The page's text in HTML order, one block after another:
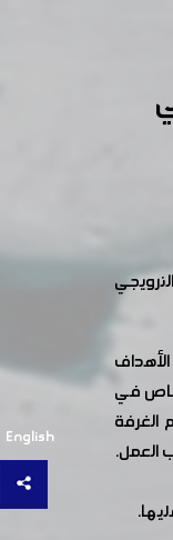
English
في
الغرفة
العمل.